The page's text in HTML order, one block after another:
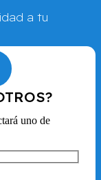
a tu
uno de